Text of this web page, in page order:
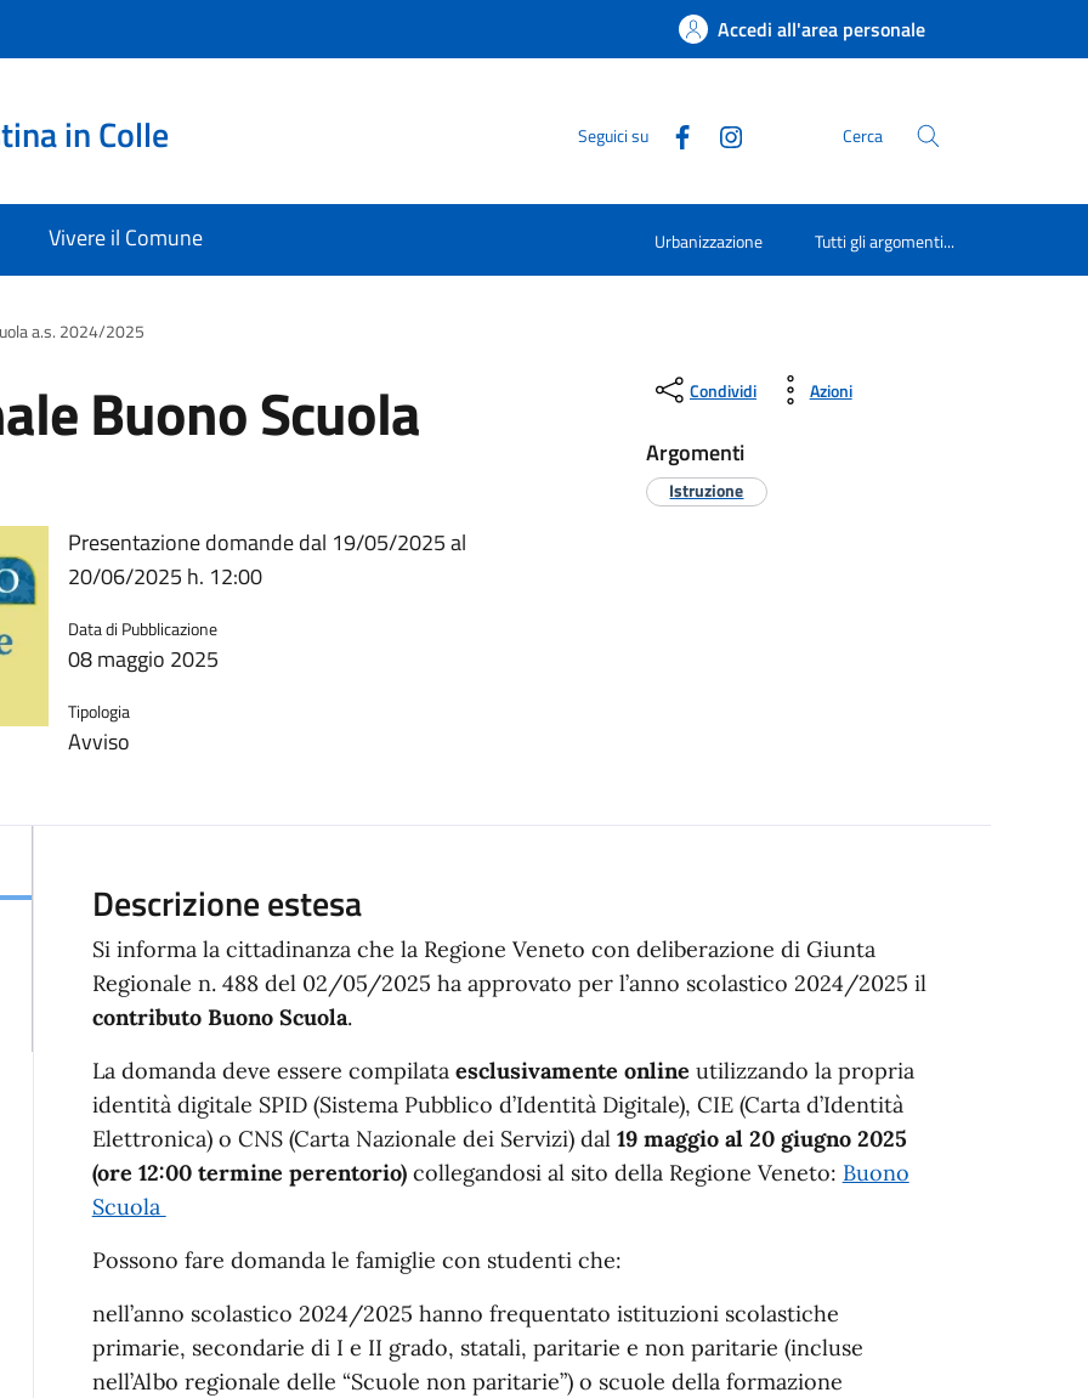
Accedi all'area personale
in Colle Seguici su Cerca
Vivere il Comune Urbanizzazione Tutti gli argomenti...
a.s. 2024/2025
Buono Scuola
Presentazione domande dal 19/05/2025 al
20/06/2025 h. 12:00
Data di Pubblicazione
08 maggio 2025
Tipologia
Avviso
Condividi Azioni
Argomenti
Istruzione
Descrizione estesa
Si informa la cittadinanza che la Regione Veneto con deliberazione di Giunta
Regionale n. 488 del 02/05/2025 ha approvato per l’anno scolastico 2024/2025 il
contributo Buono Scuola.
La domanda deve essere compilata esclusivamente online utilizzando la propria
identità digitale SPID (Sistema Pubblico d’Identità Digitale), CIE (Carta d’Identità
Elettronica) o CNS (Carta Nazionale dei Servizi) dal 19 maggio al 20 giugno 2025
(ore 12:00 termine perentorio) collegandosi al sito della Regione Veneto: Buono
Scuola
Possono fare domanda le famiglie con studenti che:
nell’anno scolastico 2024/2025 hanno frequentato istituzioni scolastiche
primarie, secondarie di I e II grado, statali, paritarie e non paritarie (incluse
nell’Albo regionale delle “Scuole non paritarie”) o scuole della formazione